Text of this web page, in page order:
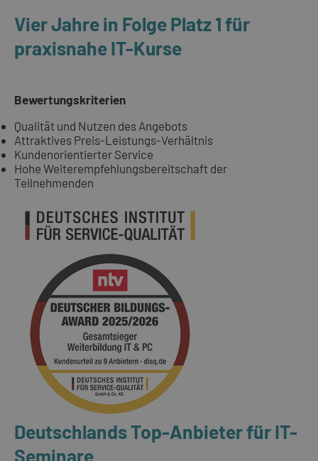
Vier Jahre in Folge Platz 1 für
praxisnahe IT-Kurse
Bewertungskriterien
Qualität und Nutzen des Angebots
Attraktives Preis-Leistungs-Verhältnis
Kundenorientierter Service
Hohe Weiterempfehlungsbereitschaft der
Teilnehmenden
Deutschlands Top-Anbieter für IT-
Seminare